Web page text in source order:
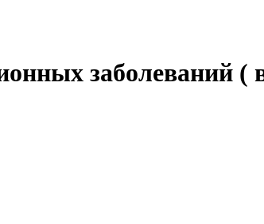
заболеваний (